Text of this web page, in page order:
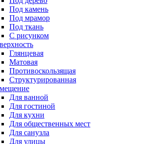
Под камень
Под мрамор
Под ткань
С рисунком
Глянцевая
Матовая
Противоскользящая
Структурированная
Для ванной
Для гостиной
Для кухни
Для общественных мест
Для санузла
Для улицы